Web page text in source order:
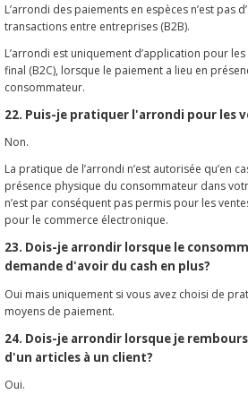
L’arrondi des paiements en espèces n’est pas
transactions entre entreprises (B2B).
L’arrondi est uniquement d’application pour
final (B2C), lorsque le paiement a lieu en
consommateur.
22. Puis-je pratiquer l'arrondi pour les
Non.
La pratique de l’arrondi n’est autorisée qu’en
présence physique du consommateur dans
n’est par conséquent pas permis pour les
pour le commerce électronique.
23. Dois-je arrondir lorsque le
demande d'avoir du cash en plus?
Oui mais uniquement si vous avez choisi de
moyens de paiement.
24. Dois-je arrondir lorsque je
d'un articles à un client?
Oui.